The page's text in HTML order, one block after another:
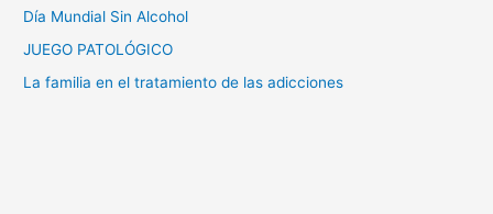
Día Mundial Sin Alcohol
JUEGO PATOLÓGICO
La familia en el tratamiento de las adicciones